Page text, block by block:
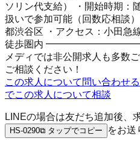
ソリン代支給） ・開始時期：
扱いで参加可能（回数応相談
都渋谷区 ・アクセス：小田急
徒歩圏内
メディでは非公開求人も多数
ご相談ください！
この求人について問い合わせ
でこの求人について相談
LINEの場合は友だち追加後、
HS-0290⧉ タップでコピー をお送